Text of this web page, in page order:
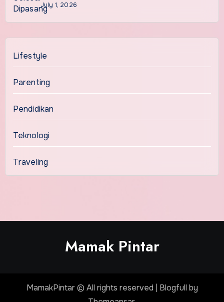
July 1, 2026
Lifestyle
Parenting
Pendidikan
Teknologi
Traveling
Mamak Pintar
MamakPintar © All rights reserved Blogfull by